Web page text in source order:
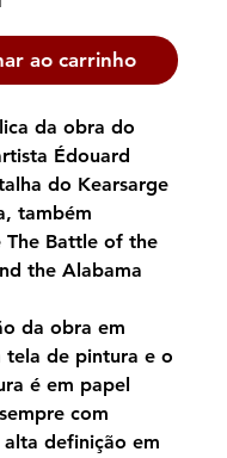
ao carrinho
da obra do
Édouard
do Kearsarge
também
The Battle of the
the Alabama
da obra em
tela de pintura e o
é em papel
com
alta definição em